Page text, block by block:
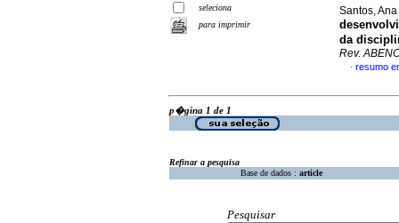
seleciona
para imprimir
Santos,
da
Rev.
· resumo
p�gina 1 de 1
Refinar a pesquisa
Base de dados : article
Pesquisar